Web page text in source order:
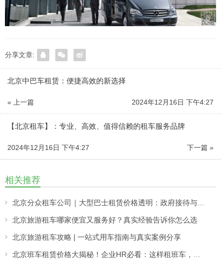
分享文章:
北京中巴车租赁：便捷高效的新选择
« 上一篇 2024年12月16日 下午4:27
【北京租车】：专业、高效、值得信赖的租车服务品牌
下一篇 »
2024年12月16日 下午4:27
相关推荐
北京旅游租车哪家便宜又服务好？真实经验告诉你怎么选
北京旅游租车攻略 | 一站式用车指南与真实案例分享